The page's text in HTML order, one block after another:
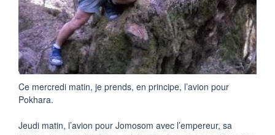
Ce mercredi matin, je prends, en principe, l’avion pour
Pokhara.
Jeudi matin, l’avion pour Jomosom avec l’empereur, sa